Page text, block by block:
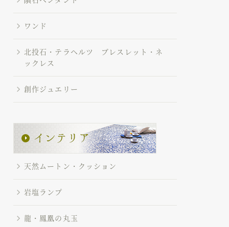
ワンド
北投石・テラヘルツ ブレスレット・ネ
ックレス
創作ジュエリー
天然ムートン・クッション
岩塩ランプ
龍・鳳凰の丸玉